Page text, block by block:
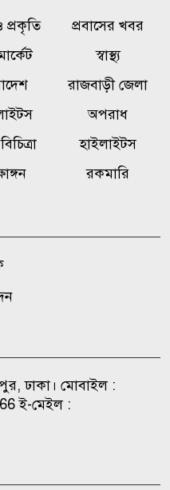
জ্বালানি খাতকে
করার জন্য সক্রিয়:
শিক্ষা প্রতিষ্ঠানে
সামগ্রী, বাদ্যযন্ত্র ও হাইজিন
দপ্তর প্রধানদের সঙ্গে
মতবিনিময় সভা
শিক্ষাপ্রতিষ্ঠানে ক্রীড়া ও
পেলেন জুলাই শহিদ ও আহত
১০ সদস্য
প্রকৃতি
প্রবাসের খবর
স্বাস্থ্য
রাজবাড়ী জেলা
অপরাধ
হাইলাইটস
রকমারি
ঢাকা। মোবাইল :
ই-মেইল :